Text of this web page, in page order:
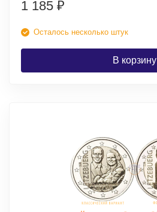
1 185 ₽
Осталось несколько штук
В корзину